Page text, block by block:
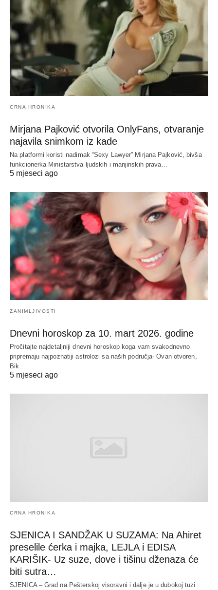
CRNA HRONIKA
Mirjana Pajković otvorila OnlyFans, otvaranje
najavila snimkom iz kade
Na platformi koristi nadimak “Sexy Lawyer” Mirjana Pajković, bivša
funkcionerka Ministarstva ljudskih i manjinskih prava…
5 mjeseci ago
ZANIMLJIVOSTI
Dnevni horoskop za 10. mart 2026. godine
Pročitajte najdetaljniji dnevni horoskop koga vam svakodnevno
pripremaju najpoznatiji astrolozi sa naših područja- Ovan otvoren,
Bik…
5 mjeseci ago
CRNA HRONIKA
SJENICA I SANDŽAK U SUZAMA: Na Ahiret
preselile ćerka i majka, LEJLA i EDISA
KARIŠIK- Uz suze, dove i tišinu dženaza će
biti sutra…
SJENICA – Grad na Pešterskoj visoravni i dalje je u dubokoj tuzi